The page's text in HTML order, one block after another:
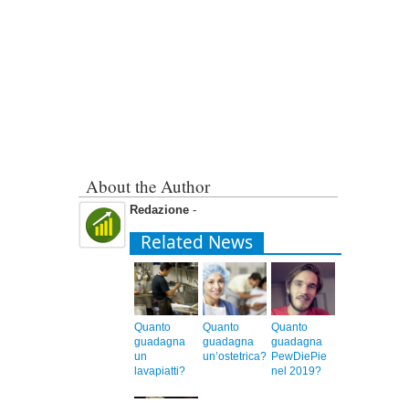
About the Author
Redazione -
Related News
Quanto
guadagna
un
lavapiatti?
Quanto
guadagna
un’ostetrica?
Quanto
guadagna
PewDiePie
nel 2019?